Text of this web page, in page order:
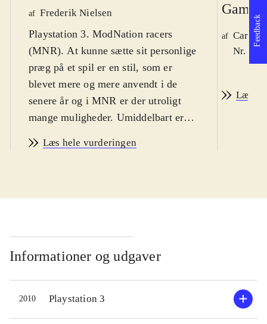
af Frederik Nielsen
Playstation 3. ModNation racers
(MNR). At kunne sætte sit personlige
præg på et spil er en stil, som er
blevet mere og mere anvendt i de
senere år og i MNR er der utroligt
mange muligheder. Umiddelbart er
muligheden for at designe næsten alt
PEGI: 7, vurderes målgruppen fra 6-
Selve bilspillet er typisk gokart ræs.
Du kører på en bane med forskellige
våben fordelt ud på den og så gælder
det om at komme først i mål ved
hjælp af våbnene og dine
køreegenskaber. Bilspillet er kun en
Læs hele vurderingen
Game
af
Nr.
Læs
Informationer og udgaver
2010 Playstation 3
Feedback